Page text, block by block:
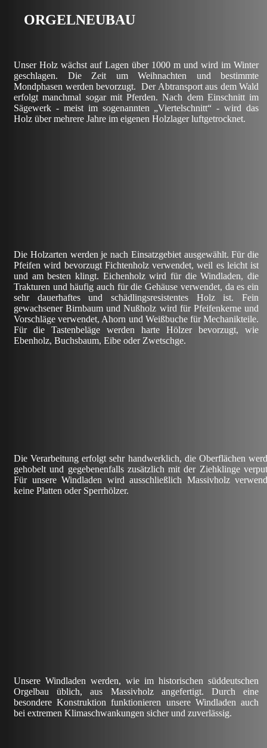
ORGELNEUBAU
Unser Holz wächst auf Lagen über 1000 m und wird im Winter
geschlagen. Die Zeit um Weihnachten und bestimmte
Mondphasen werden bevorzugt. Der Abtransport aus dem Wald
erfolgt manchmal sogar mit Pferden. Nach dem Einschnitt im
Sägewerk - meist im sogenannten „Viertelschnitt“ - wird das
Holz über mehrere Jahre im eigenen Holzlager luftgetrocknet.
Die Holzarten werden je nach Einsatzgebiet ausgewählt. Für die
Pfeifen wird bevorzugt Fichtenholz verwendet, weil es leicht ist
und am besten klingt. Eichenholz wird für die Windladen, die
Trakturen und häufig auch für die Gehäuse verwendet, da es ein
sehr dauerhaftes und schädlingsresistentes Holz ist. Fein
gewachsener Birnbaum und Nußholz wird für Pfeifenkerne und
Vorschläge verwendet, Ahorn und Weißbuche für Mechanikteile.
Für die Tastenbeläge werden harte Hölzer bevorzugt, wie
Ebenholz, Buchsbaum, Eibe oder Zwetschge.
Die Verarbeitung erfolgt sehr handwerklich, die Oberflächen
gehobelt und gegebenenfalls zusätzlich mit der Ziehklinge
Für unsere Windladen wird ausschließlich Massivholz
keine Platten oder Sperrhölzer.
Unsere Windladen werden, wie im historischen süddeutschen
Orgelbau üblich, aus Massivholz angefertigt. Durch eine
besondere Konstruktion funktionieren unsere Windladen auch
bei extremen Klimaschwankungen sicher und zuverlässig.